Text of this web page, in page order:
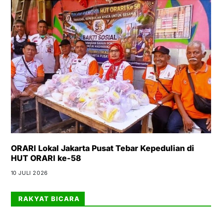
ORARI Lokal Jakarta Pusat Tebar Kepedulian di
HUT ORARI ke-58
10 JULI 2026
RAKYAT BICARA